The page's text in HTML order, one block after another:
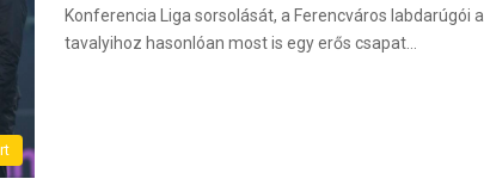
Konferencia Liga sorsolását, a Ferencváros labdarúgói a
tavalyihoz hasonlóan most is egy erős csapat…